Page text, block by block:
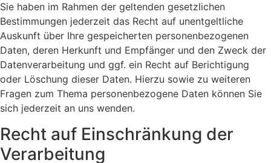
Sie haben im Rahmen der geltenden gesetzlichen
Bestimmungen jederzeit das Recht auf unentgeltliche
Auskunft über Ihre gespeicherten personenbezogenen
Daten, deren Herkunft und Empfänger und den Zweck der
Datenverarbeitung und ggf. ein Recht auf Berichtigung
oder Löschung dieser Daten. Hierzu sowie zu weiteren
Fragen zum Thema personenbezogene Daten können Sie
sich jederzeit an uns wenden.
Recht auf Einschränkung der
Verarbeitung